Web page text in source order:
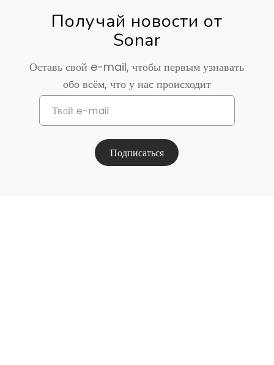
Получай новости от
Sonar
Оставь свой e-mail, чтобы первым узнавать
обо всём, что у нас происходит
Подписаться